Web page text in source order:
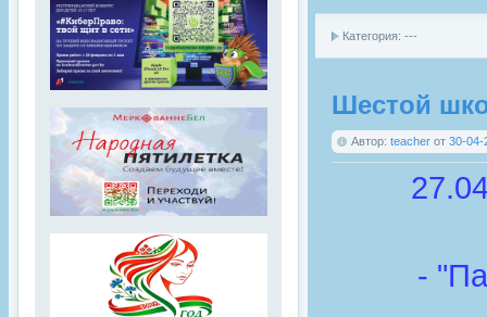
Категория: ---
Шестой
Автор: teacher от 30-04-
-